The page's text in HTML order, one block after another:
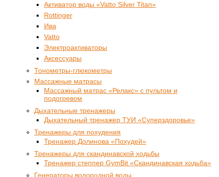
Активатор воды «Vatto Silver Titan»
Rottinger
Ива
Vatto
Электроактиваторы
Аксессуары
Тонометры-глюкометры
Массажные матрасы
Массажный матрас «Релакс» с пультом и
подогревом
Дыхательные тренажеры
Дыхательный тренажер ТУИ «Суперздоровье»
Тренажеры для похудения
Тренажер Долинова «Похудей»
Тренажеры для скандинавской ходьбы
Тренажер степпер GymBit «Скандинавская ходьба»
Генераторы водородной воды